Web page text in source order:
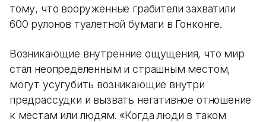
тому, что вооруженные грабители захватили
600 рулонов туалетной бумаги в Гонконге.
Возникающие внутренние ощущения, что мир
стал неопределенным и страшным местом,
могут усугубить возникающие внутри
предрассудки и вызвать негативное отношение
к местам или людям. «Когда люди в таком